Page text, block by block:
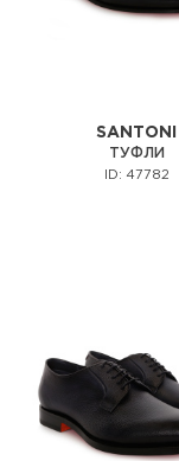
SANTONI
ТУФЛИ
ID: 47782